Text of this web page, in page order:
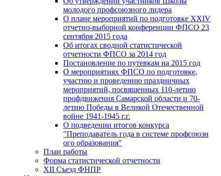
молодого профсоюзного лидера
О плане мероприятий по подготовке XXIV
отчетно-выборной конференции ФПСО 23
сентября 2015 года
Об итогах сводной статистической
отчетности ФПСО за 2014 год
Постановление по путевкам на 2015 год
О мероприятиях ФПСО по подготовке,
участию и проведению праздничных
мероприятий, посвященных 110-летию
профдвижения Самарской области и 70-
летию Победы в Великой Отечественной
войне 1941-1945 г.г.
О подведении итогов конкурса
"Преподаватель года в системе профсоюзн
ого образования"
План работы
Форма статистической отчетности
XII Съезд ФНПР